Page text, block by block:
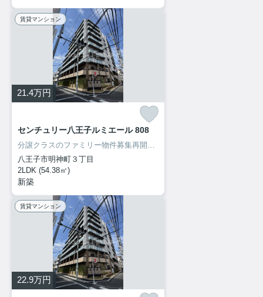
賃貸マンション
21.4万円
センチュリー八王子ルミエール 808
分譲クラスのファミリー物件募集再開致しました！内見出来ます！
八王子市明神町３丁目
2LDK (54.38㎡)
新築
賃貸マンション
22.9万円